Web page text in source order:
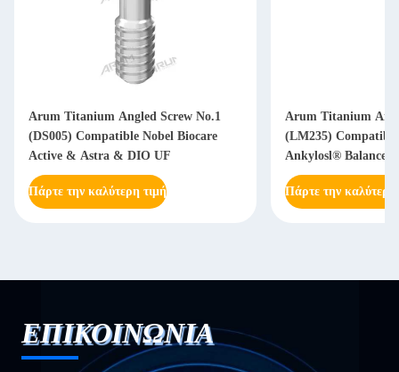
Arum Titanium Angled Screw No.1
(DS005) Compatible Nobel Biocare
Active & Astra & DIO UF
Πάρτε την καλύτερη τιμή
Arum Titanium
(LM235)
Ankylosl® Balance
Πάρτε την καλύτερη
ΕΠΙΚΟΙΝΩΝΙΑ